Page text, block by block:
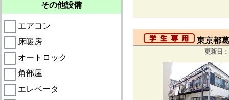
その他設備
エアコン
床暖房
オートロック
角部屋
エレベータ
東京都
更新日